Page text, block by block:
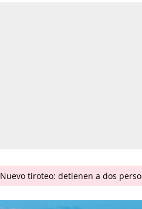
Nuevo tiroteo: detienen a dos